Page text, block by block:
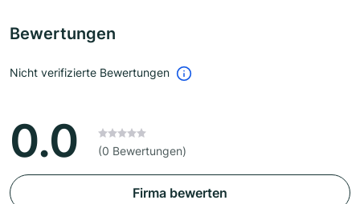
Bewertungen
Nicht verifizierte Bewertungen
0.0 (0 Bewertungen)
Firma bewerten